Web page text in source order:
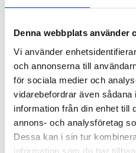
Denna webbplats använder
Vi använder
och annonserna till
för sociala medier och
vidarebefordrar även sådana
information från din enhet till
annons- och analysföretag
Dessa kan i sin tur
information som du har
Blogg Publicerad
Julhälsning